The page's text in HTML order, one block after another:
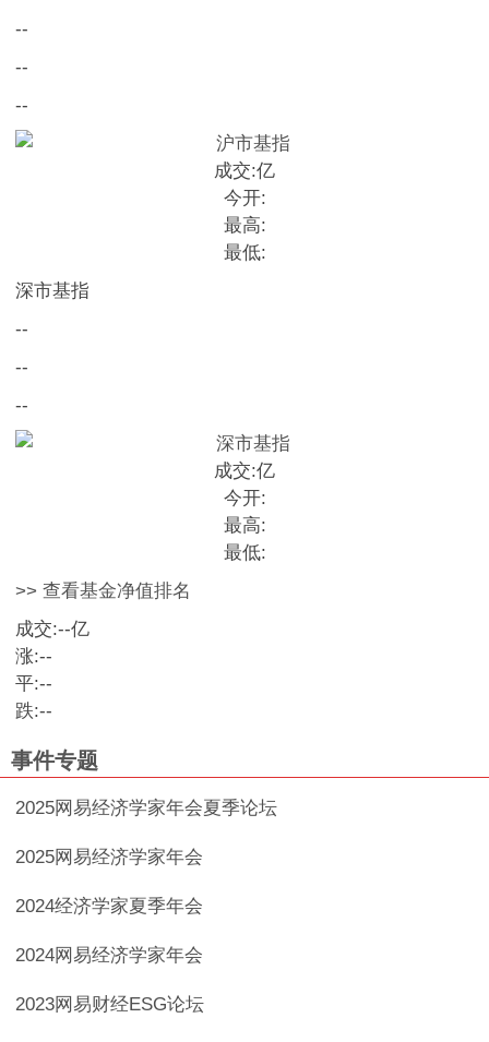
--
--
--
成交:亿
今开:
最高:
最低:
深市基指
--
--
--
成交:亿
今开:
最高:
最低:
>> 查看基金净值排名
成交:--亿
涨:--
平:--
跌:--
事件专题
2025网易经济学家年会夏季论坛
2025网易经济学家年会
2024经济学家夏季年会
2024网易经济学家年会
2023网易财经ESG论坛